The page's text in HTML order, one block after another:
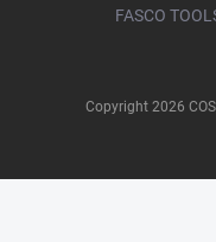
FASCO
Copyright 2026